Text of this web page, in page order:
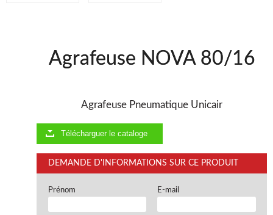
Agrafeuse NOVA 80/16
Agrafeuse Pneumatique Unicair
Télécharguer le cataloge
DEMANDE D'INFORMATIONS SUR CE PRODUIT
Prénom E-mail